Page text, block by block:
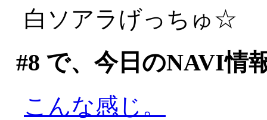
白ソアラげっちゅ☆
#8 で、今日のNAVI情
こんな感じ。